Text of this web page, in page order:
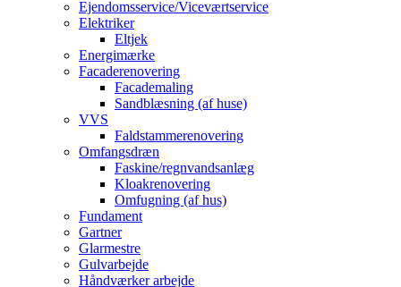
Ejendomsservice/Viceværtservice
Elektriker
Eltjek
Energimærke
Facaderenovering
Facademaling
Sandblæsning (af huse)
VVS
Faldstammerenovering
Omfangsdræn
Faskine/regnvandsanlæg
Kloakrenovering
Omfugning (af hus)
Fundament
Gartner
Glarmestre
Gulvarbejde
Håndværker arbejde